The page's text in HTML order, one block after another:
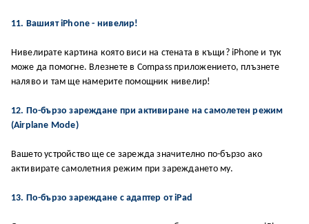
11. Вашият iPhone - нивелир!
Нивелирате картина която виси на стената в къщи? iPhone и тук
може да помогне. Влезнете в Compass приложението, плъзнете
наляво и там ще намерите помощник нивелир!
12. По-бързо зареждане при активиране на самолетен режим
(Airplane Mode)
Вашето устройство ще се зарежда значително по-бързо ако
активирате самолетния режим при зареждането му.
13. Πo-бъpзo зapeждaнe c aдaптep oт iPad